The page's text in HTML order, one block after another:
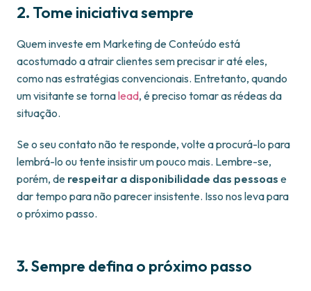
2. Tome iniciativa sempre
Quem investe em Marketing de Conteúdo está
acostumado a atrair clientes sem precisar ir até eles,
como nas estratégias convencionais. Entretanto, quando
um visitante se tornalead, é preciso tomar as rédeas da
situação.
Se o seu contato não te responde, volte a procurá-lo para
lembrá-lo ou tente insistir um pouco mais. Lembre-se,
porém, de respeitar a disponibilidade das pessoas e
dar tempo para não parecer insistente. Isso nos leva para
o próximo passo.
3. Sempre defina o próximo passo